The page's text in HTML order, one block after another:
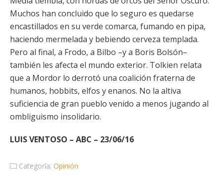
Muchos han concluido que lo seguro es quedarse
encastillados en su verde comarca, fumando en pipa,
haciendo mermelada y bebiendo cerveza templada.
Pero al final, a Frodo, a Bilbo –y a Boris Bolsón–
también les afecta el mundo exterior. Tolkien relata
que a Mordor lo derrotó una coalición fraterna de
humanos, hobbits, elfos y enanos. No la altiva
suficiencia de gran pueblo venido a menos jugando al
ombliguismo insolidario.
LUIS VENTOSO – ABC – 23/06/16
Categoría: Opinión